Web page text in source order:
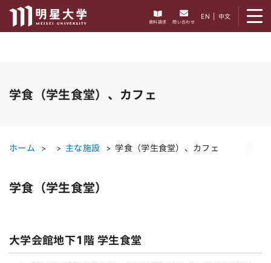
資料請求 問い合わせ
EN 中文
学食（学生食堂）、カフェ
ホーム 主な施設 学食（学生食堂）、カフェ
学食（学生食堂）
大学会館地下1階 学生食堂